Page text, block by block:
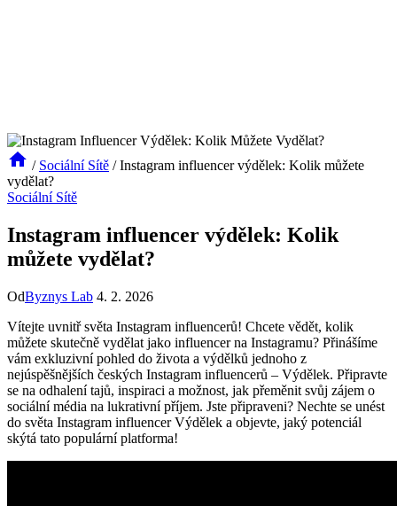
/ Sociální Sítě / Instagram influencer výdělek: Kolik můžete
vydělat?
Sociální Sítě
Instagram influencer výdělek: Kolik
můžete vydělat?
OdByznys Lab 4. 2. 2026
Vítejte uvnitř ⁤světa ⁣Instagram ⁤influencerů! ‌Chcete⁢ vědět, kolik
⁣můžete skutečně vydělat jako influencer na Instagramu? ‍Přinášíme
vám ⁢exkluzivní pohled do života a výdělků jednoho ⁤z
nejúspěšnějších⁤ českých Instagram influencerů – ​Výdělek. Připravte
se ‍na ‍odhalení tajů, inspiraci a možnost, jak⁤ přeměnit svůj zájem ‌o
sociální média na lukrativní⁤ příjem. Jste připraveni? ⁣Nechte se unést
do‍ světa‌ Instagram​ influencer Výdělek a objevte, ⁣jaký potenciál
skýtá tato populární⁤ platforma!